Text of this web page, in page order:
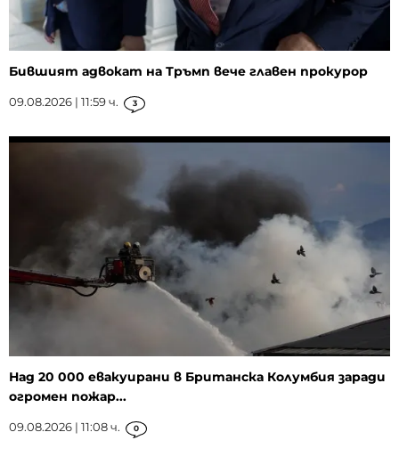
Бившият адвокат на Тръмп вече главен прокурор
09.08.2026 | 11:59 ч. 3
Над 20 000 евакуирани в Британска Колумбия заради
огромен пожар...
09.08.2026 | 11:08 ч. 0